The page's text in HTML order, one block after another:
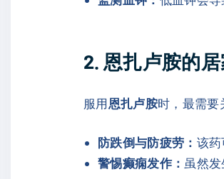
2. 恩扎卢胺的
服用 恩扎卢胺时，最需要
防跌倒与防疲劳： 该药
警惕癫痫发作： 虽然